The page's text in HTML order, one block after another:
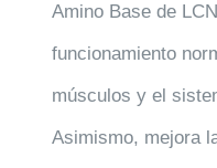
Amino Base de
funcionamiento
músculos y el
Asimismo, mejora